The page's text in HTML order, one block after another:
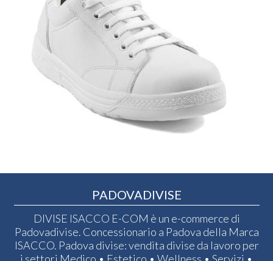
PADOVADIVISE
DIVISE ISACCO E-COM è un e-commerce di
Padovadivise. Concessionario a Padova della Marca
ISACCO. Padova divise: vendita divise da lavoro per